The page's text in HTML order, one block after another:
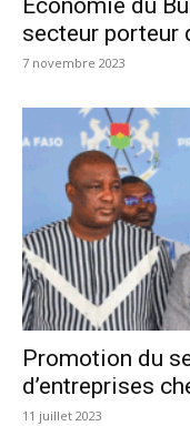
secteur porteur
7 novembre 2023
Promotion du
d’entreprises
11 juillet 2023